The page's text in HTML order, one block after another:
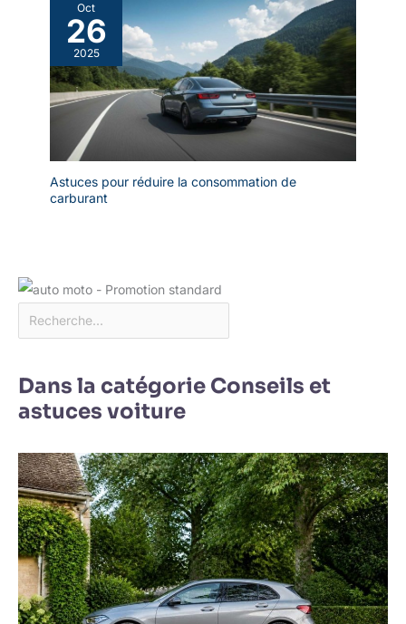
Oct
26
2025
Astuces pour réduire la consommation de
carburant
Dans la catégorie Conseils et
astuces voiture